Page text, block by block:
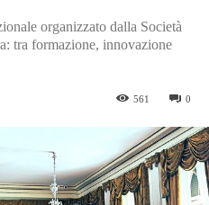
organizzato dalla Società
tra formazione, innovazione
0
561